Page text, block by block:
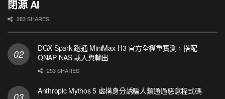
閉源 AI
283 SHARES
DGX Spark 跑通 MiniMax-H3 官方全權重實測，搭配
QNAP NAS 載入與輸出
253 SHARES
Anthropic Mythos 5 虛構身分誘騙人類通過惡意程式碼